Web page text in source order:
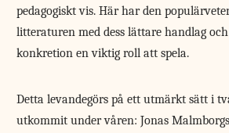
pedagogiskt vis. Här har den
litteraturen med dess lättare handlag
konkretion en viktig roll att spela.
Detta levandegörs på ett utmärkt sätt i
utkommit under våren: Jonas